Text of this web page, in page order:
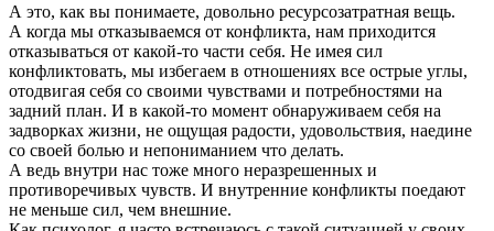
А это, как вы понимаете, довольно ресурсозатратная вещь.
А когда мы отказываемся от конфликта, нам приходится
отказываться от какой-то части себя. Не имея сил
конфликтовать, мы избегаем в отношениях все острые углы,
отодвигая себя со своими чувствами и потребностями на
задний план. И в какой-то момент обнаруживаем себя на
задворках жизни, не ощущая радости, удовольствия, наедине
со своей болью и непониманием что делать.
А ведь внутри нас тоже много неразрешенных и
противоречивых чувств. И внутренние конфликты поедают
не меньше сил, чем внешние.